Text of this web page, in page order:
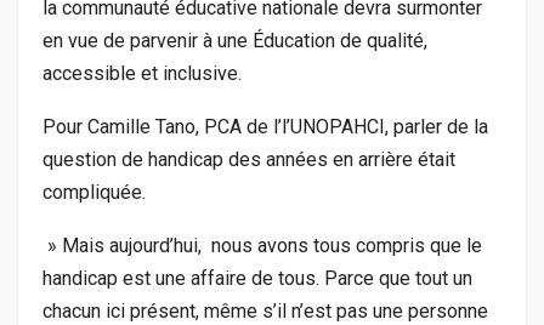
la communauté éducative nationale devra surmonter
en vue de parvenir à une Éducation de qualité,
accessible et inclusive.
Pour Camille Tano, PCA de l’l’UNOPAHCI, parler de la
question de handicap des années en arrière était
compliquée.
» Mais aujourd’hui, nous avons tous compris que le
handicap est une affaire de tous. Parce que tout un
chacun ici présent, même s’il n’est pas une personne